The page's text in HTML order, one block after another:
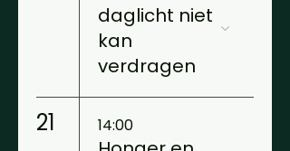
daglicht niet
kan
verdragen
21 14:00